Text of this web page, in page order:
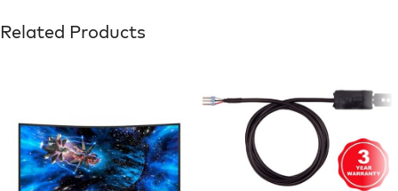
Related Products